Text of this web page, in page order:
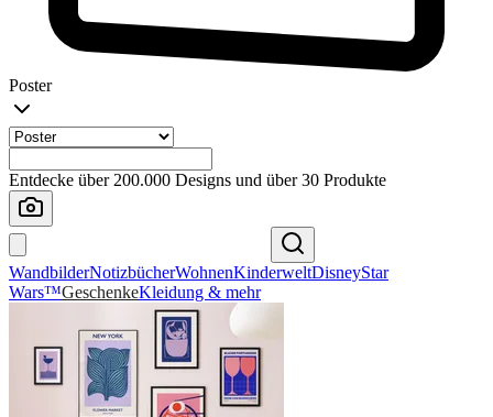
Poster
Entdecke über 200.000 Designs und über 30 Produkte
WandbilderNotizbücherWohnenKinderweltDisneyStar
Wars™GeschenkeKleidung & mehr